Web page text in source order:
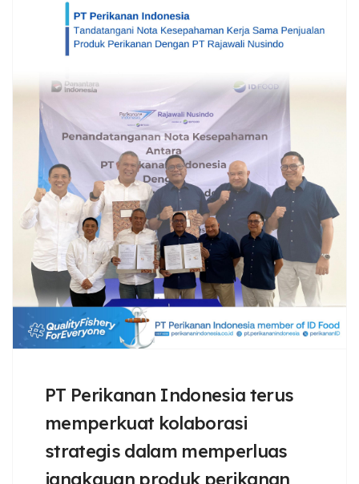
PT Perikanan Indonesia terus
memperkuat kolaborasi
strategis dalam memperluas
jangkauan produk perikanan